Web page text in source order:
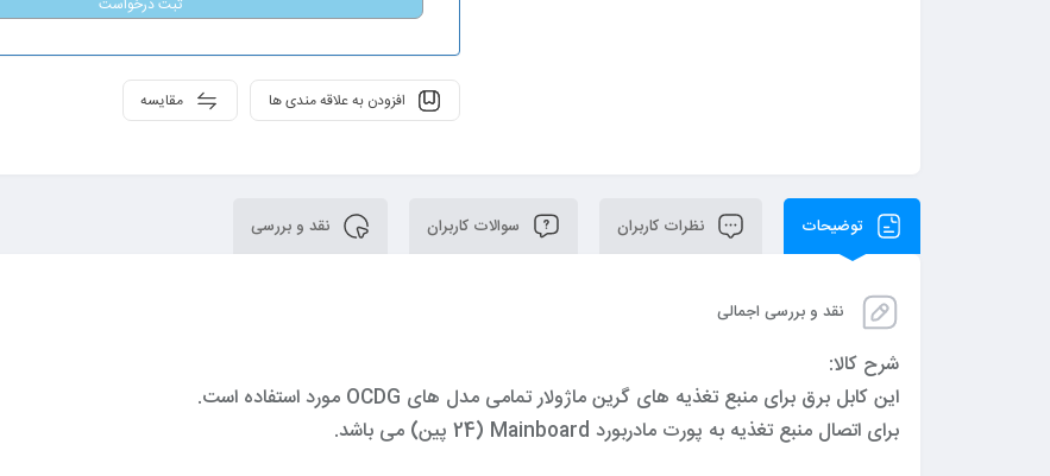
ثبت درخواست
مقایسه افزودن به علاقه مندی ها
توضیحات نظرات کاربران سوالات کاربران نقد و بررسی
نقد و بررسی اجمالی
شرح کالا:
این کابل برق برای منبع تغذیه های گرین ماژولار تمامی مدل های OCDG مورد استفاده است.
برای اتصال منبع تغذیه به پورت مادربورد Mainboard (24 پین) می باشد.